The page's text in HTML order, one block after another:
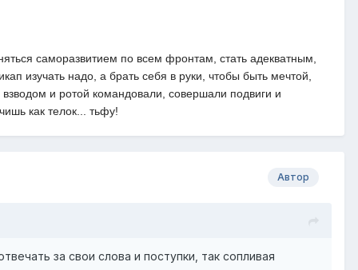
саморазвитием по всем фронтам, стать адекватным,
изучать надо, а брать себя в руки, чтобы быть мечтой,
и ротой командовали, совершали подвиги и
как телок... тьфу!
Автор
за свои слова и поступки, так сопливая